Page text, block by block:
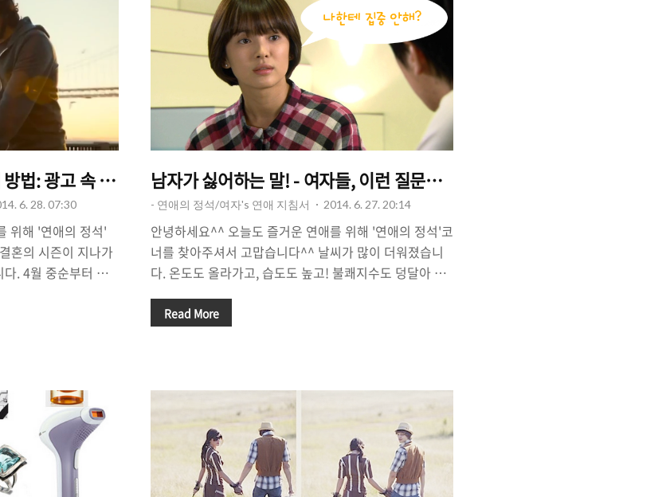
썸남, 남자친구로
합니다^^ 소개팅에
가거나, 썸남썸녀가
..
관련 있는 것이 아니라, 심리적인 문제에서 기인하는 것입
니다. 소개팅은 처음 만난 사람과의 '심리'에 관한 줄다리
기 라는 것을 생각해야 합니다. 그래서, 여름은 '소개팅 남
녀'들에게 있어서 불리한 계절이..
법: 광고 속 프러포즈 이야기.
6. 28. 07:30
위해 '연애의 정석'
혼의 시즌이 지나가
. 4월 중순부터 시
폰을 통해 '사랑을
까'를 고민하는 모
통해 통해서 여자를
다. 소개팅 후, '사귀
때 써 먹어 볼 수
남자가 싫어하는 말! - 여자들, 이런 질문은 제발 그만!
- 연애의 정석/여자's 연애 지침서 2014. 6. 27. 20:14
안녕하세요^^ 오늘도 즐거운 연애를 위해 '연애의 정석'코
너를 찾아주셔서 고맙습니다^^ 날씨가 많이 더워졌습니
다. 온도도 올라가고, 습도도 높고! 불쾌지수도 덩달아 상
서, 꺼려할 만한 질문을 피해야 합니다. 남자와 여자가 연
자들은 궁금증을 더 키워 나가죠. 그러면서 남자들에게
'질문'을 하게 되는데요, 가끔은 (여자 생각에)사소한 질문
때문에 싸움으로 번지기도 합니다. 질문이 뭐길래... 그래
서 오늘은, '여자들에게 권하다 : 이런 질문은 안했으면 좋
겠다'라는 주제로 몇 가지 이야기를 해..
Read More